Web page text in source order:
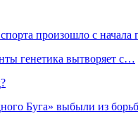
произошло с начала
генетика вытворяет с…
Буга» выбыли из